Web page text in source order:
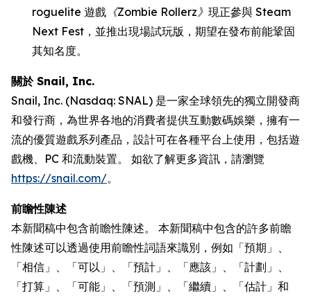
roguelite 遊戲 《Zombie Rollerz》 現正參與 Steam
Next Fest，並推出現場試玩版，期望在發布前能鞏固
其知名度。
關於 Snail, Inc.
Snail, Inc. (Nasdaq: SNAL) 是一家全球領先的獨立開發商
和發行商，為世界各地的消費者提供互動數碼娛樂，擁有一
流的優質遊戲系列產品，設計可在各種平台上使用，包括遊
戲機、PC 和流動裝置。 如欲了解更多資訊，請瀏覽
https://snail.com/。
前瞻性陳述
本新聞稿中包含前瞻性陳述。 本新聞稿中包含的許多前瞻
性陳述可以透過使用前瞻性詞語來識別，例如「預期」、
「相信」、「可以」、「預計」、「應該」、「計劃」、
「打算」、「可能」、「預測」、「繼續」、「估計」和